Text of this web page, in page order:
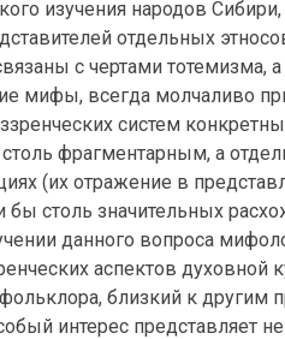
изучения народов
отдельных
с чертами тотемизма,
мифы, всегда молчаливо
систем
фрагментарным, а
(их отражение в
столь значительных
данного вопроса
аспектов духовной
близкий к другим
интерес представляет